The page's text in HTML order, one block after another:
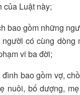
của Luật này;
bao gồm những
có cùng dòng
vi ba đời;
bao gồm vợ,
nuôi, bố dượng,